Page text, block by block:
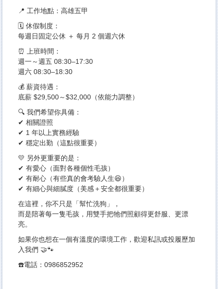
📍 工作地點：高雄五甲
🗓 休假制度：
每週日固定公休 ＋ 每月 2 個週六休
⏰ 上班時間：
週一～週五 08:30–17:30
週六 08:30–18:30
💰 薪資待遇：
底薪 $29,500～$32,000（依能力調整）
🔍 我們希望你具備：
✔ 相關證照
✔ 1 年以上實務經驗
✔ 穩定出勤（這點很重要）
💛 另外更重要的是：
✔ 有愛心（面對各種個性毛孩）
✔ 有耐心（有些真的會考驗人生😆）
✔ 有細心與細膩度（美感＋安全都很重要）
在這裡，你不只是「幫忙洗狗」，
而是陪著每一隻毛孩，用雙手把牠們照顧得更舒服、更漂
亮。
如果你也想在一個有溫度的環境工作，歡迎私訊或投履歷加
入我們 🤝🐾
☎️電話：0986852952